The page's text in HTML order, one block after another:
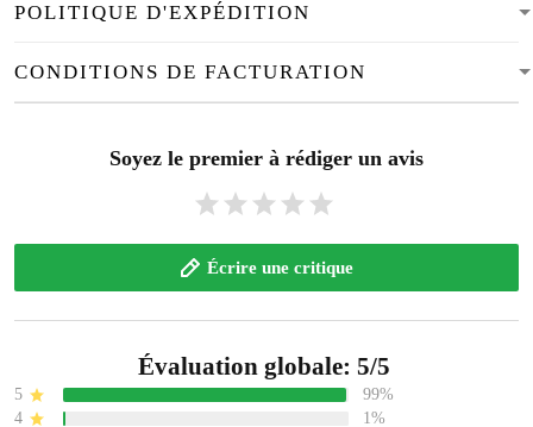
POLITIQUE D'EXPÉDITION
CONDITIONS DE FACTURATION
Soyez le premier à rédiger un avis
Écrire une critique
Évaluation globale: 5/5
5
99%
4
1%